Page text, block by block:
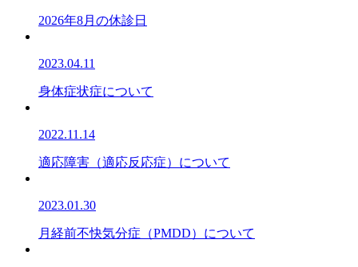
2026年8月の休診日
2023.04.11
身体症状症について
2022.11.14
適応障害（適応反応症）について
2023.01.30
月経前不快気分症（PMDD）について